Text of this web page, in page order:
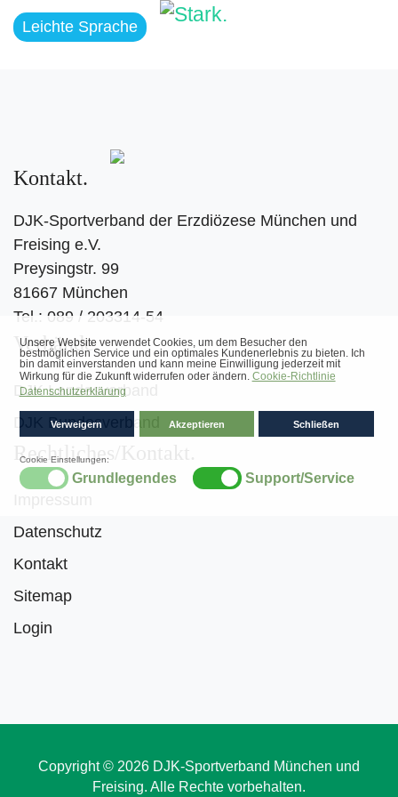
Leichte Sprache
Kontakt
DJK-Sportverband der Erzdiözese München und
Freising e.V.
Preysingstr. 99
81667 München
Tel.: 089 / 203314-54
Verbände
DJK Landesverband
DJK Bundesverband
Rechtliches/Kontakt
Datenschutz
Kontakt
Sitemap
Login
Copyright © 2026 DJK-Sportverband München und
Freising. Alle Rechte vorbehalten.